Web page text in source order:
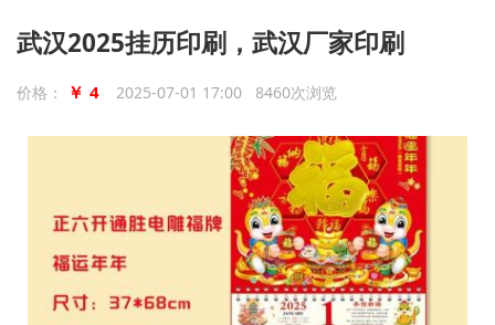
武汉2025挂历印刷，武汉厂家印刷
价格： ￥ 4 2025-07-01 17:00 8460次浏览